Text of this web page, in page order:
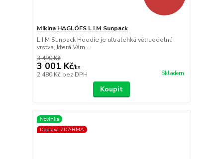
Mikina HAGLÖFS L.I.M Sunpack
L.I.M Sunpack Hoodie je ultralehká větruodolná
vrstva, která Vám ...
3 490 Kč
3 001 Kč/ks
2 480 Kč bez DPH Skladem
Koupit
Novinka
Doprava ZDARMA